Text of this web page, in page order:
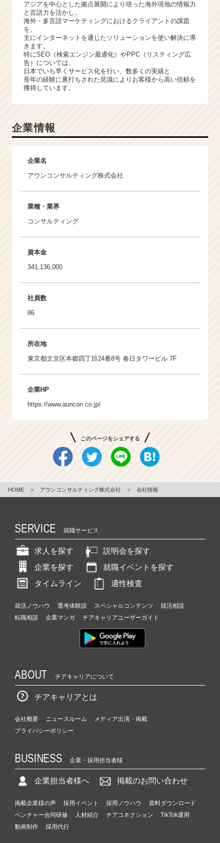
アジアを中心とした拠点展開により培った海外現地の情報力
と言語力を活かし、
海外・多言語マーケティングにおけるクライアントの課題
を、
主にインターネットを通じたソリューションを使い解決に導
きます。
特にSEO（検索エンジン最適化）やPPC（リスティング広
告）については、
日本でいち早くサービス化を行い、数多くの実績と
長年の経験に裏打ちされた見識によりお客様から高い信頼を
獲得しています。
企業情報
企業名
アウンコンサルティング株式会社
業種・業界
コンサルティング
資本金
341,136,000
社員数
86
所在地
東京都文京区本郷四丁目24番8号 春日タワービル 7F
企業HP
https://www.auncon.co.jp/
このページをシェアする
HOME ＞ アウンコンサルティング株式会社 ＞ 会社情報
SERVICE 就職サービス
求人を探す
説明会を探す
企業を探す
就職イベントを探す
タイムライン
適性検査
就活ノウハウ 選考体験談 スペシャルコンテンツ
就活相談
転職相談
企業マンガ チアキャリアユーザーガイド
ABOUT チアキャリアについて
チアキャリアとは
会社概要 ニュースルーム
メディア出演・掲載
プライバシーポリシー
BUSINESS 企業・採用担当者様
企業担当者様へ 掲載のお問い合わせ
掲載企業様の声 採用イベント 採用ノウハウ
資料ダウンロード
ベンチャー合同研修
人材紹介 チアコネクション
TikTok運用
動画制作
採用代行